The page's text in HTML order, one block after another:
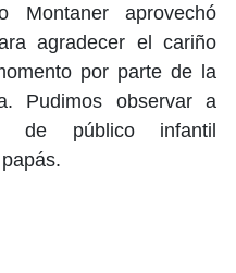
Montaner aprovechó
agradecer el cariño
por parte de la
Pudimos observar a
de público infantil